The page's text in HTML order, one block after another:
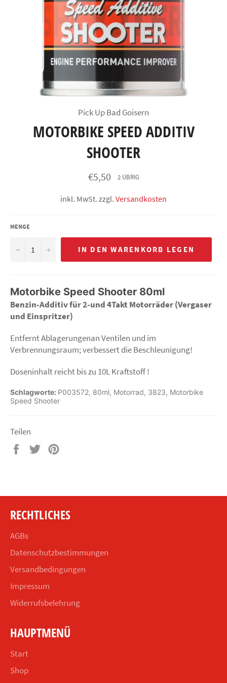
Pick Up Bad Goisern
MOTORBIKE SPEED ADDITIV
SHOOTER
Normaler
Preis
€5,50 2 ÜBRIG
inkl. MwSt. zzgl. Versandkosten
MENGE
− + IN DEN WARENKORB LEGEN
Motorbike Speed Shooter 80ml
Benzin-Additiv für 2-und 4Takt Motorräder (Vergaser
und Einspritzer)
Entfernt Ablagerungenan Ventilen und im
Verbrennungsraum; verbessert die Beschleunigung!
Doseninhalt reicht bis zu 10L Kraftstoff !
Schlagworte: P003572, 80ml, Motorrad, 3823, Motorbike
Speed Shooter
Teilen
Auf
Auf
RECHTLICHES
AGBs
Datenschutzbestimmungen
Versandbedingungen
Impressum
Widerrufsbelehrung
HAUPTMENÜ
Start
Shop